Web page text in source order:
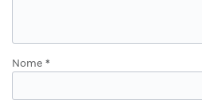
Nome *